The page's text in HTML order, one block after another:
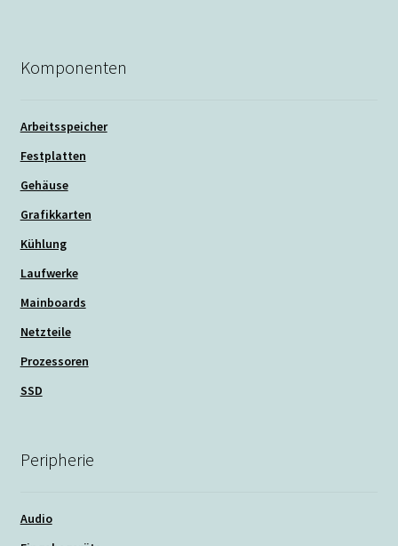
Komponenten
Arbeitsspeicher
Festplatten
Gehäuse
Grafikkarten
Kühlung
Laufwerke
Mainboards
Netzteile
Prozessoren
SSD
Peripherie
Audio